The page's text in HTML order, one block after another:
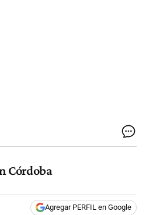
Córdoba
Agregar PERFIL en Google